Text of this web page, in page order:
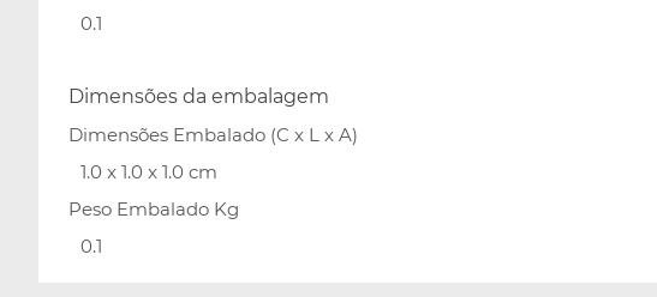
0.1
Dimensões da embalagem
Dimensões Embalado (C x L x A)
1.0 x 1.0 x 1.0 cm
Peso Embalado Kg
0.1